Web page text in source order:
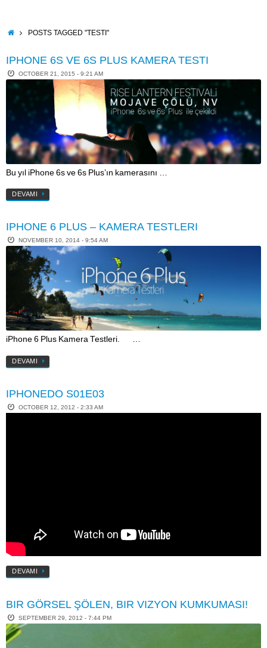
contentHOMEPOSTS TAGGED "TESTI"
IPHONE 6S VE 6S PLUS KAMERA TESTI
OCTOBER 21, 2015 - 9:21 AM
Bu yıl iPhone 6s ve 6s Plus’ın kamerasını …
DEVAMI
IPHONE 6 PLUS – KAMERA TESTLERI
NOVEMBER 10, 2014 - 9:54 AM
iPhone 6 Plus Kamera Testleri. …
DEVAMI
IPHONEDO S01E03
OCTOBER 12, 2012 - 2:33 AM
DEVAMI
BIR GÖRSEL ŞÖLEN, BIR VIZYON KUMKUMASI!
SEPTEMBER 29, 2012 - 7:44 PM